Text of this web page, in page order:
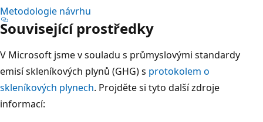
Metodologie návrhu
Související prostředky
V Microsoft jsme v souladu s průmyslovými standardy
emisí skleníkových plynů (GHG) s protokolem o
skleníkových plynech. Projděte si tyto další zdroje
informací: